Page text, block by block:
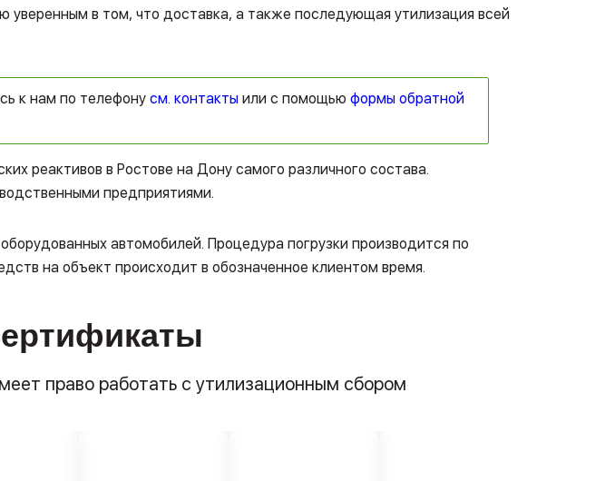
в том, что доставка, а также последующая утилизация всей
к нам по телефону см. контактыили c помощью формы обратной
реактивов в Ростове на Дону самого различного состава.
предприятиями.
автомобилей. Процедура погрузки производится по
на объект происходит в обозначенное клиентом время.
право работать с утилизационным сбором